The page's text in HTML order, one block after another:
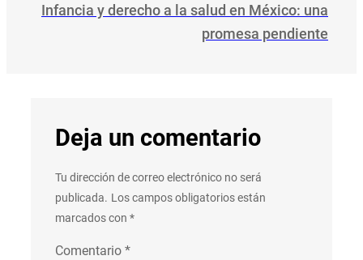
Infancia y derecho a la salud en México: una
promesa pendiente
Deja un comentario
Tu dirección de correo electrónico no será
publicada. Los campos obligatorios están
marcados con *
Comentario *